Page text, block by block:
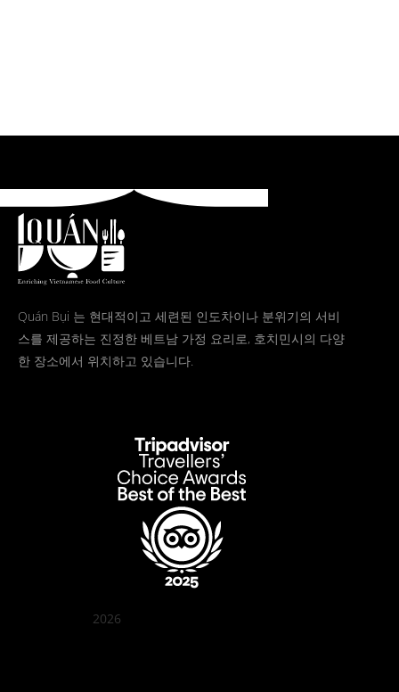
Quán Bụi 는 현대적이고 세련된 인도차이나 분위기의 서비
스를 제공하는 진정한 베트남 가정 요리로, 호치민시의 다양
한 장소에서 위치하고 있습니다.
2026